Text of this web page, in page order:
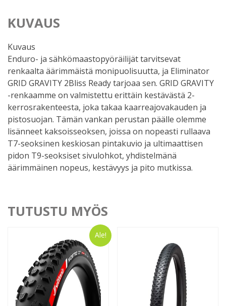
KUVAUS
Kuvaus
Enduro- ja sähkömaastopyöräilijät tarvitsevat
renkaalta äärimmäistä monipuolisuutta, ja Eliminator
GRID GRAVITY 2Bliss Ready tarjoaa sen. GRID GRAVITY
-renkaamme on valmistettu erittäin kestävästä 2-
kerrosrakenteesta, joka takaa kaarreajovakauden ja
pistosuojan. Tämän vankan perustan päälle olemme
lisänneet kaksoisseoksen, joissa on nopeasti rullaava
T7-seoksinen keskiosan pintakuvio ja ultimaattisen
pidon T9-seoksiset sivulohkot, yhdistelmänä
äärimmäinen nopeus, kestävyys ja pito mutkissa.
TUTUSTU MYÖS
Ale!